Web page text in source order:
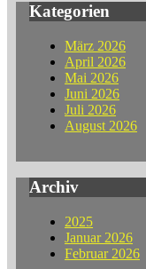
Kategorien
März 2026
April 2026
Mai 2026
Juni 2026
Juli 2026
August 2026
Archiv
2025
Januar 2026
Februar 2026